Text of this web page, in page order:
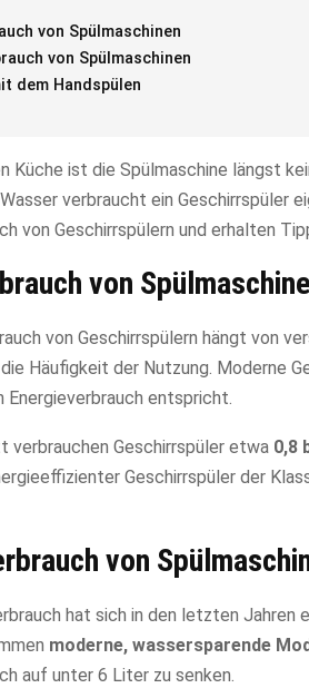
von Spülmaschinen
von Spülmaschinen
dem Handspülen
Küche ist die Spülmaschine längst
verbraucht ein Geschirrspüler
von Geschirrspülern und erhalten
von
von Geschirrspülern hängt von
Häufigkeit der Nutzung. Moderne
Energieverbrauch entspricht.
verbrauchen Geschirrspüler etwa 0,8
Geschirrspüler der
von
hat sich in den letzten
moderne, wassersparende
auf unter 6 Liter zu senken.